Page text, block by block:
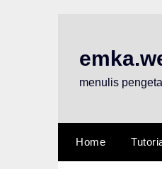
menulis
Home